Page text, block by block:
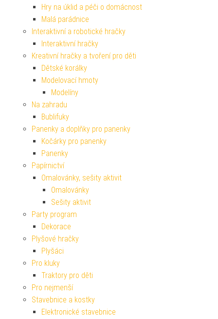
Hry na úklid a péči o domácnost
Malá parádnice
Interaktivní a robotické hračky
Interaktivní hračky
Kreativní hračky a tvoření pro děti
Dětské korálky
Modelovací hmoty
Modelíny
Na zahradu
Bublifuky
Panenky a doplňky pro panenky
Kočárky pro panenky
Panenky
Papírnictví
Omalovánky, sešity aktivit
Omalovánky
Sešity aktivit
Party program
Dekorace
Plyšové hračky
Plyšáci
Pro kluky
Traktory pro děti
Pro nejmenší
Stavebnice a kostky
Elektronické stavebnice